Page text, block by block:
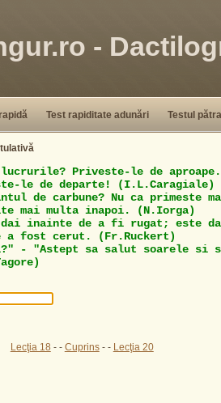
-
Test rapiditate adunări Testul
lucrurile? Priveste-le de aproape.
te-le de departe! (I.L.Caragiale)
ntul de carbune? Nu ca primeste ma
te mai multa inapoi. (N.Iorga)
dai inainte de a fi rugat; este da
a fost cerut . (Fr.Ruckert)
?" - "Astept sa salut soarele si s
agore)
Lecţia 18 - - Cuprins- - Lecţia 20